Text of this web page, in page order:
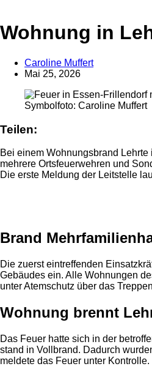
Wohnung in
Caroline Muffert
Mai 25, 2026
Symbolfoto: Caroline Muffert
Teilen:
Bei einem Wohnungsbrand
mehrere Ortsfeuerwehren und
Die erste Meldung der Leitstelle
Brand
Die zuerst eintreffenden
Gebäudes ein. Alle Wohnungen
unter Atemschutz über das
Wohnung brennt
Das Feuer hatte sich in der
stand in Vollbrand. Dadurch
meldete das Feuer unter